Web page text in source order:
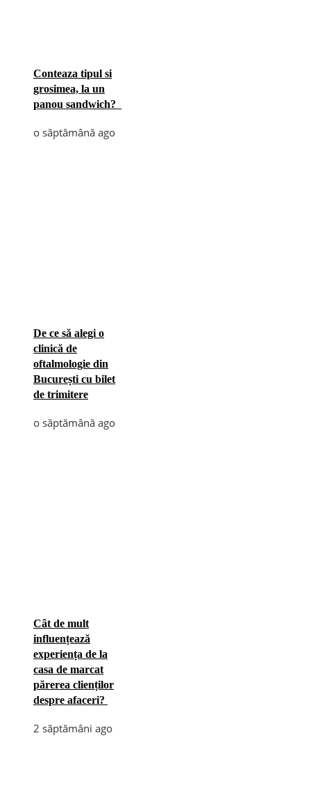
Conteaza tipul si
grosimea, la un
panou sandwich?
o săptămână ago
De ce să alegi o
clinică de
oftalmologie din
București cu bilet
de trimitere
o săptămână ago
Cât de mult
influențează
experiența de la
casa de marcat
părerea clienților
despre afaceri?
2 săptămâni ago